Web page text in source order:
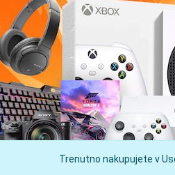
Trenutno nakupujete v